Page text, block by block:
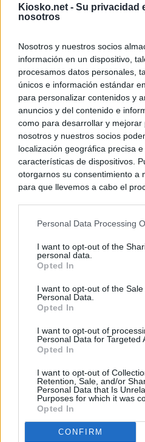
Kiosko.net - Su privacidad
nosotros
Nosotros y nuestros socios
información en un dispositivo,
procesamos datos personales,
únicos e información estándar
para personalizar contenidos y
anuncios y del contenido e
como para desarrollar y mejorar
nosotros y nuestros socios
localización geográfica precisa
características de dispositivos.
otorgarnos su consentimiento a
para que llevemos a cabo el
negar su consentimiento. Tenga
de su consentimiento, pero
rechazar tal procesamiento.
cualquier momento entrando de
visitando nuestra política de
Personal Data Processing
I want to opt-out of the
personal data.
Opted In
I want to opt-out of the
Personal Data.
Opted In
I want to opt-out of
Personal Data for Targeted
Opted In
I want to opt-out of
Retention, Sale, and/or
Personal Data that Is
Purposes for which it was
Opted In
CONFIRM